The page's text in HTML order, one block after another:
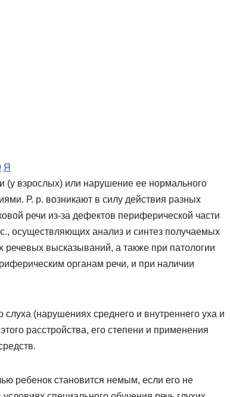
Я
взрослых) или нарушение ее нормального
Р. р. возникают в силу действия разных
речи из-за дефектов периферической части
осуществляющих анализ и синтез получаемых
речевых высказываний, а также при патологии
органам речи, и при наличии
(нарушениях среднего и внутреннего уха и
расстройства, его степени и применения
ребенок становится немым, если его не